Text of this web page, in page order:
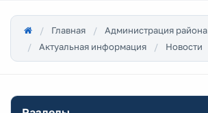
Главная
Администрация района
Актуальная информация
Новости